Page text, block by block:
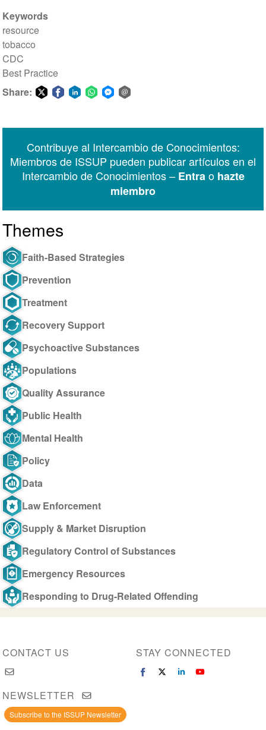
Keywords
resource
tobacco
CDC
Best Practice
Share:
Messenger
Contribuye al Intercambio de Conocimientos:
Miembros de ISSUP pueden publicar artículos en el
Intercambio de Conocimientos – Entrao hazte
miembro
Themes
Faith-Based Strategies
Prevention
Treatment
Recovery Support
Psychoactive Substances
Populations
Quality Assurance
Public Health
Mental Health
Policy
Data
Law Enforcement
Supply & Market Disruption
Regulatory Control of Substances
Emergency Resources
Responding to Drug-Related Offending
CONTACT US STAY CONNECTED
NEWSLETTER
Subscribe to the ISSUP Newsletter